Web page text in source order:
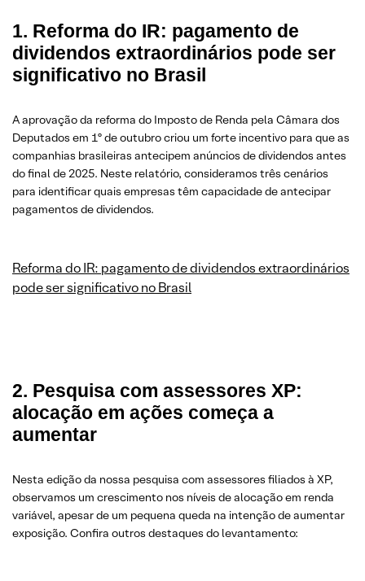
1. Reforma do IR: pagamento de
dividendos extraordinários pode ser
significativo no Brasil
A aprovação da reforma do Imposto de Renda pela Câmara dos
Deputados em 1º de outubro criou um forte incentivo para que as
companhias brasileiras antecipem anúncios de dividendos antes
do final de 2025. Neste relatório, consideramos três cenários
para identificar quais empresas têm capacidade de antecipar
pagamentos de dividendos.
Reforma do IR: pagamento de dividendos extraordinários
pode ser significativo no Brasil
2. Pesquisa com assessores XP:
alocação em ações começa a
aumentar
Nesta edição da nossa pesquisa com assessores filiados à XP,
observamos um crescimento nos níveis de alocação em renda
variável, apesar de um pequena queda na intenção de aumentar
exposição. Confira outros destaques do levantamento: